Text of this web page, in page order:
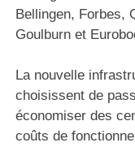
Bellingen, Forbes,
Goulburn et
La nouvelle
choisissent de
économiser des
coûts de